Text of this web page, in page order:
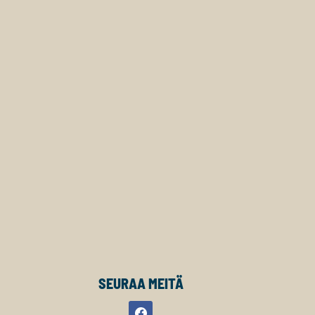
SEURAA MEITÄ